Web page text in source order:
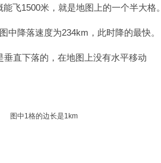
飞1500米，就是地图上的一个半大格。
中降落速度为234km，此时降的最快。
垂直下落的，在地图上没有水平移动
图中1格的边长是1km